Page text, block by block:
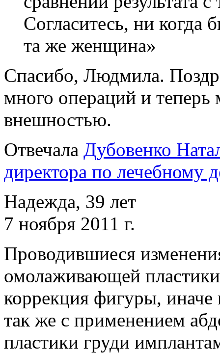
Согласитесь, ни когда
та же женщина»
Спасибо, Людмила.
много операций и
внешностью.
Отвечала Дубовенко
директора по лечебному
Надежда, 39 лет
7 ноября 2011 г.
Проводившиеся
омолаживающей
коррекция фигуры, иначе
так же с применением
пластики груди